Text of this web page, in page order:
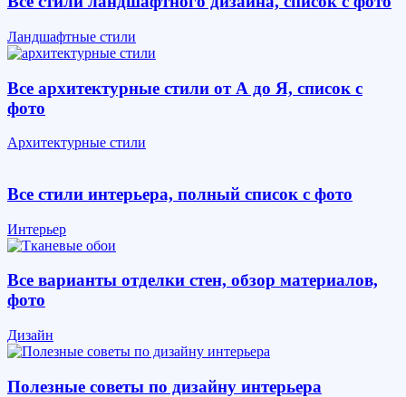
Ландшафтные стили
Все архитектурные стили от А до Я, список с
фото
Архитектурные стили
Все стили интерьера, полный список с фото
Интерьер
Все варианты отделки стен, обзор материалов,
фото
Дизайн
Полезные советы по дизайну интерьера